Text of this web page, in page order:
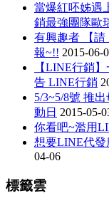
當爆紅呸姊遇
銷最強團隊歐
有興趣者 【請
報~!! 2015-06-
【LINE行銷
告 LINE行銷
5/3~5/8號 推
動日 2015-05-
你看吧~濫用
想要LINE代
04-06
標籤雲